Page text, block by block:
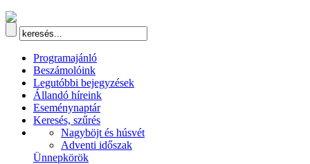
Programajánló
Beszámolóink
Legutóbbi bejegyzések
Állandó híreink
Eseménynaptár
Keresés, szűrés
Nagyböjt és húsvét
Adventi időszak
Ünnepkörök